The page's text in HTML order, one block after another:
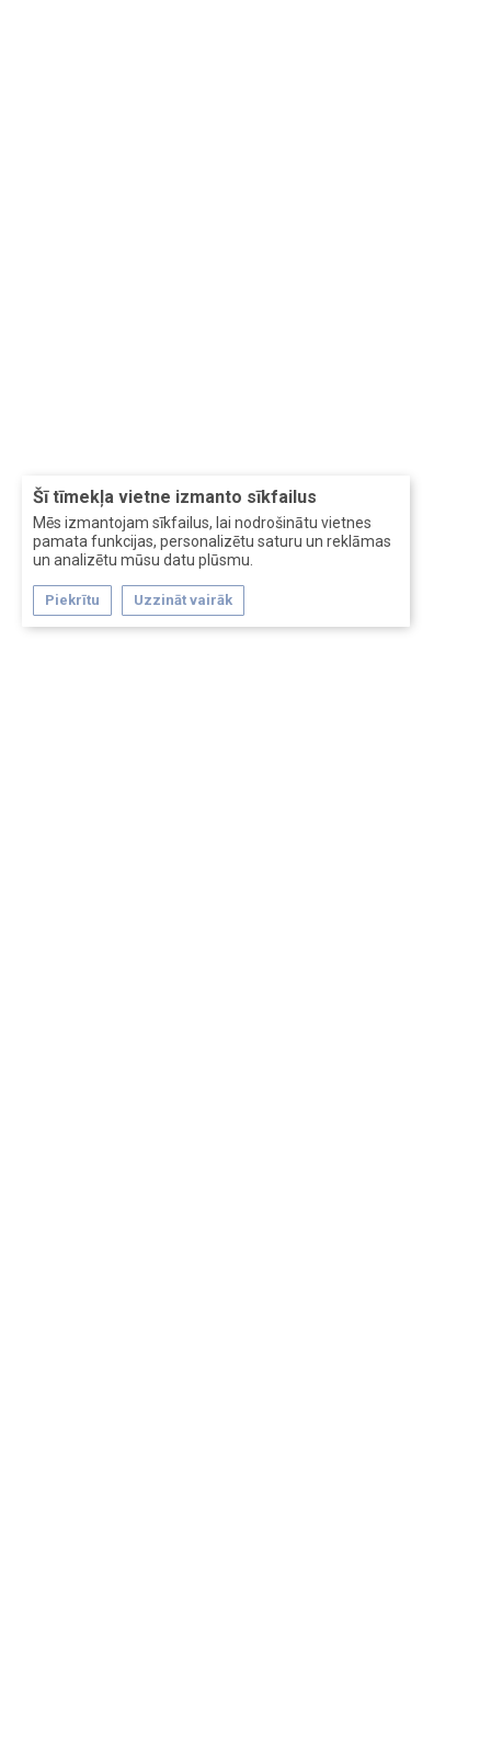
Šī tīmekļa vietne izmanto sīkfailus
Mēs izmantojam sīkfailus, lai nodrošinātu vietnes
pamata funkcijas, personalizētu saturu un reklāmas
un analizētu mūsu datu plūsmu.
Piekrītu Uzzināt vairāk